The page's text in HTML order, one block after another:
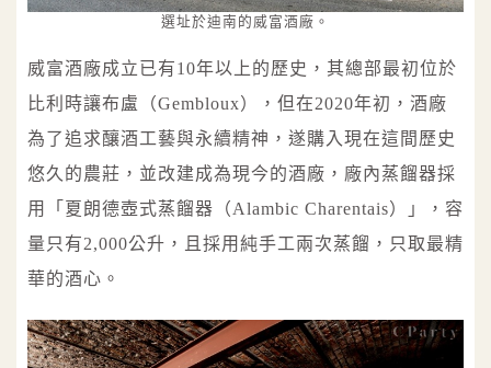
選址於迪南的威富酒廠。
威富酒廠成立已有10年以上的歷史，其總部最初位於
比利時讓布盧（Gembloux），但在2020年初，酒廠
為了追求釀酒工藝與永續精神，遂購入現在這間歷史
悠久的農莊，並改建成為現今的酒廠，廠內蒸餾器採
用「夏朗德壺式蒸餾器（Alambic Charentais）」，容
量只有2,000公升，且採用純手工兩次蒸餾，只取最精
華的酒心。